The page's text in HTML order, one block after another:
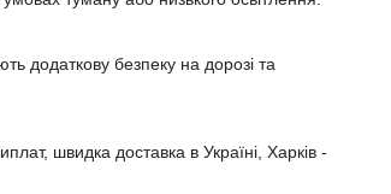
додаткову безпеку на дорозі та
швидка доставка в Україні, Харків -